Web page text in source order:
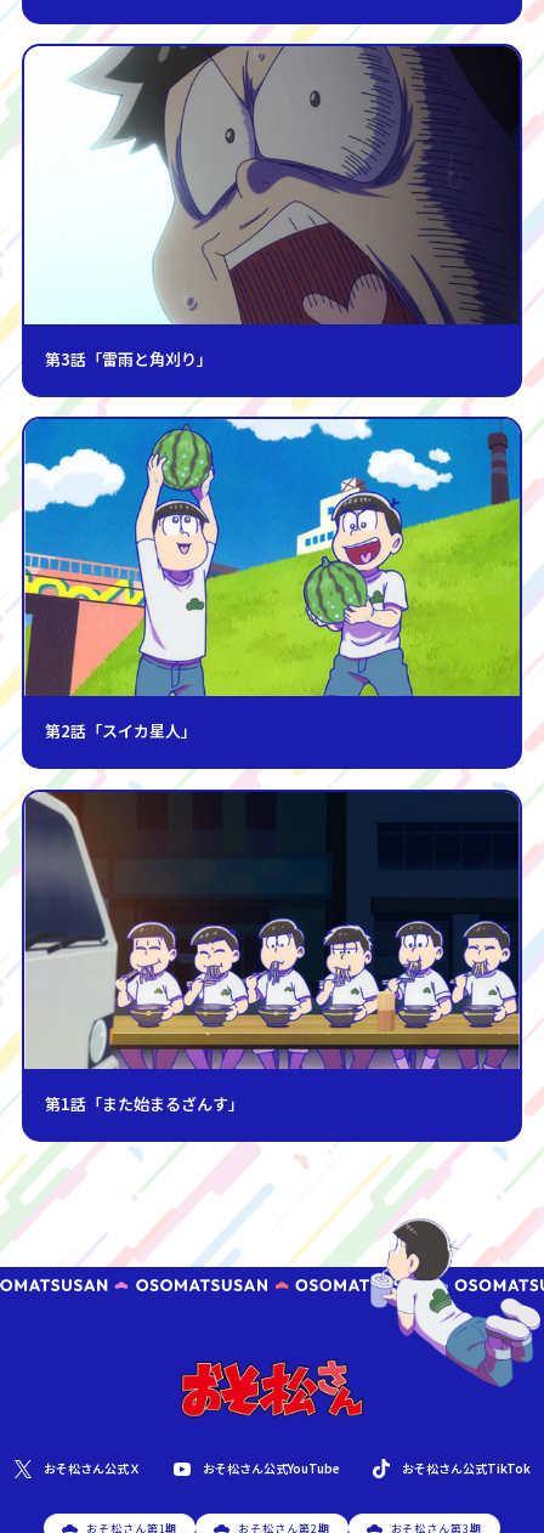
第3話「雷雨と角刈り」
第2話「スイカ星人」
第1話「また始まるざんす」
おそ松さん公式Ｘ おそ松さん公式YouTube おそ松さん公式TikTok
おそ松さん第1期 おそ松さん第2期 おそ松さん第3期